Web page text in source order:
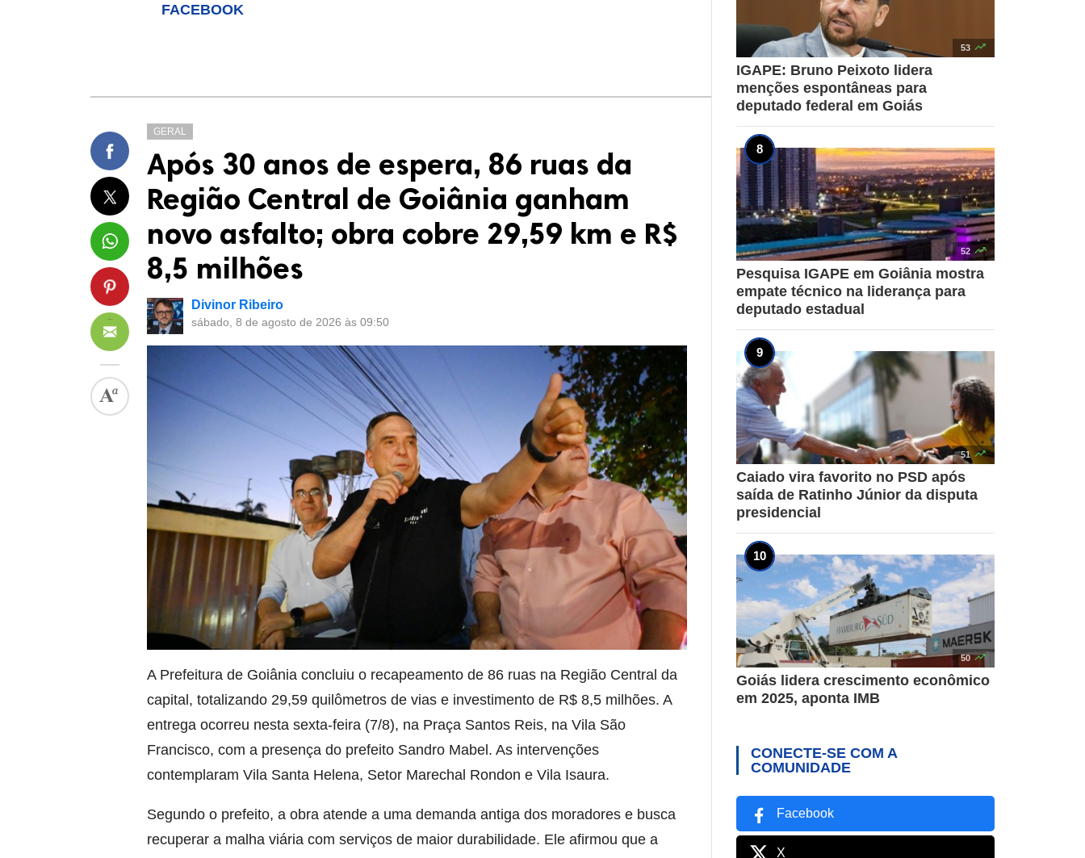
FACEBOOK
GERAL
Após 30 anos de espera, 86 ruas da
Região Central de Goiânia ganham
novo asfalto; obra cobre 29,59 km e R$
8,5 milhões
Divinor Ribeiro
sábado, 8 de agosto de 2026 às 09:50
A Prefeitura de Goiânia concluiu o recapeamento de 86 ruas na Região Central da
capital, totalizando 29,59 quilômetros de vias e investimento de R$ 8,5 milhões. A
entrega ocorreu nesta sexta-feira (7/8), na Praça Santos Reis, na Vila São
Francisco, com a presença do prefeito Sandro Mabel. As intervenções
contemplaram Vila Santa Helena, Setor Marechal Rondon e Vila Isaura.
Segundo o prefeito, a obra atende a uma demanda antiga dos moradores e busca
recuperar a malha viária com serviços de maior durabilidade. Ele afirmou que a
53 
IGAPE: Bruno Peixoto lidera
menções espontâneas para
deputado federal em Goiás
52 
Pesquisa IGAPE em Goiânia mostra
empate técnico na liderança para
deputado estadual
51 
Caiado vira favorito no PSD após
saída de Ratinho Júnior da disputa
presidencial
50 
Goiás lidera crescimento econômico
em 2025, aponta IMB
CONECTE-SE COM A
COMUNIDADE
Facebook
X